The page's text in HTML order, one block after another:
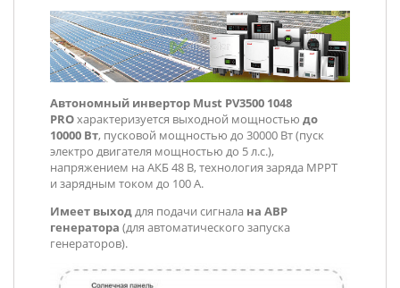
Автономный инвертор Must PV3500 1048
PROхарактеризуется выходной мощностью до
10000 Вт, пусковой мощностью до 30000 Вт (пуск
электро двигателя мощностью до 5 л.с.),
напряжением на АКБ 48 В, технология заряда MPPT
и зарядным током до 100 А.
Имеет выходдля подачи сигнала на АВР
генератора (для автоматического запуска
генераторов).